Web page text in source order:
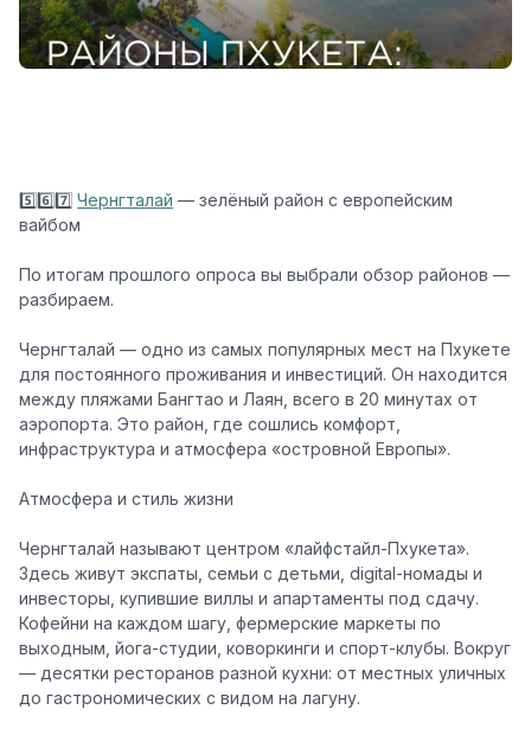
5️⃣6️⃣7️⃣ Чернгталай — зелёный район с европейским
вайбом
По итогам прошлого опроса вы выбрали обзор районов —
разбираем.
Чернгталай — одно из самых популярных мест на Пхукете
для постоянного проживания и инвестиций. Он находится
между пляжами Бангтао и Лаян , всего в 20 минутах от
аэропорта. Это район, где сошлись комфорт,
инфраструктура и атмосфера «островной Европы».
Атмосфера и стиль жизни
Чернгталай называют центром «лайфстайл-Пхукета».
Здесь живут экспаты, семьи с детьми, digital-номады и
инвесторы, купившие виллы и апартаменты под сдачу.
Кофейни на каждом шагу, фермерские маркеты по
выходным, йога-студии, коворкинги и спорт-клубы. Вокруг
— десятки ресторанов разной кухни: от местных уличных
до гастрономических с видом на лагуну.